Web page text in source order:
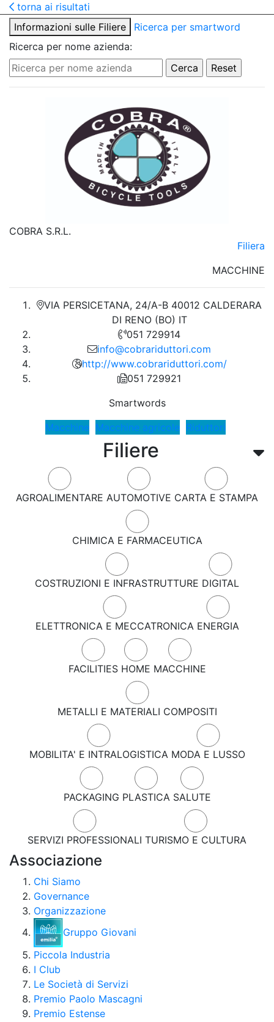
torna ai risultati
Informazioni sulle Filiere
Ricerca per smartword
Ricerca per nome azienda:
Filiere
AGROALIMENTARE AUTOMOTIVE CARTA E STAMPA
CHIMICA E FARMACEUTICA
COSTRUZIONI E INFRASTRUTTURE DIGITAL
ELETTRONICA E MECCATRONICA ENERGIA
FACILITIES HOME MACCHINE
METALLI E MATERIALI COMPOSITI
MOBILITA' E INTRALOGISTICA MODA E LUSSO
PACKAGING PLASTICA SALUTE
SERVIZI PROFESSIONALI TURISMO E CULTURA
COBRA S.R.L.
Filiera
MACCHINE
VIA PERSICETANA, 24/A-B 40012 CALDERARA
DI RENO (BO) IT
051 729914
info@cobrariduttori.com
http://www.cobrariduttori.com/
051 729921
Smartwords
Macchine Macchine agricole Riduttori
Associazione
Chi Siamo
Governance
Organizzazione
Gruppo Giovani
Piccola Industria
I Club
Le Società di Servizi
Premio Paolo Mascagni
Premio Estense